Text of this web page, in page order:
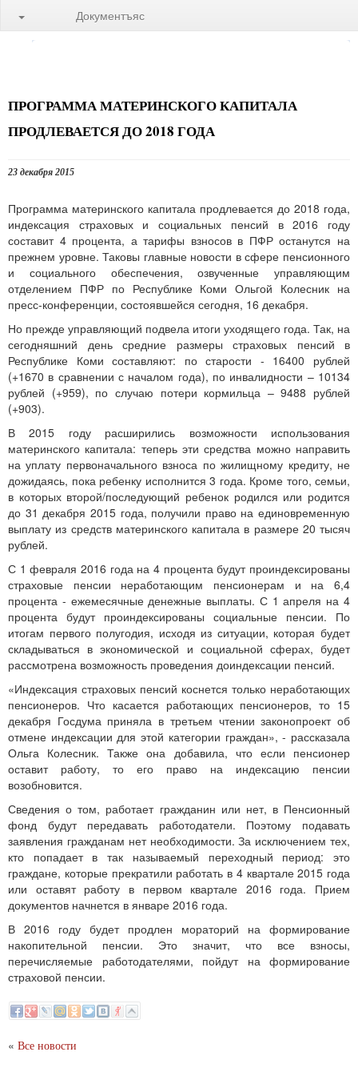
Документъяс
ПРОГРАММА МАТЕРИНСКОГО КАПИТАЛА
ПРОДЛЕВАЕТСЯ ДО 2018 ГОДА
23 декабря 2015
Программа материнского капитала продлевается до 2018 года,
индексация страховых и социальных пенсий в 2016 году
составит 4 процента, а тарифы взносов в ПФР останутся на
прежнем уровне. Таковы главные новости в сфере пенсионного
и социального обеспечения, озвученные управляющим
отделением ПФР по Республике Коми Ольгой Колесник на
пресс-конференции, состоявшейся сегодня, 16 декабря.
Но прежде управляющий подвела итоги уходящего года. Так, на
сегодняшний день средние размеры страховых пенсий в
Республике Коми составляют: по старости - 16400 рублей
(+1670 в сравнении с началом года), по инвалидности – 10134
рублей (+959), по случаю потери кормильца – 9488 рублей
(+903).
В 2015 году расширились возможности использования
материнского капитала: теперь эти средства можно направить
на уплату первоначального взноса по жилищному кредиту, не
дожидаясь, пока ребенку исполнится 3 года. Кроме того, семьи,
в которых второй/последующий ребенок родился или родится
до 31 декабря 2015 года, получили право на единовременную
выплату из средств материнского капитала в размере 20 тысяч
рублей.
С 1 февраля 2016 года на 4 процента будут проиндексированы
страховые пенсии неработающим пенсионерам и на 6,4
процента - ежемесячные денежные выплаты. С 1 апреля на 4
процента будут проиндексированы социальные пенсии. По
итогам первого полугодия, исходя из ситуации, которая будет
складываться в экономической и социальной сферах, будет
рассмотрена возможность проведения доиндексации пенсий.
«Индексация страховых пенсий коснется только неработающих
пенсионеров. Что касается работающих пенсионеров, то 15
декабря Госдума приняла в третьем чтении законопроект об
отмене индексации для этой категории граждан», - рассказала
Ольга Колесник. Также она добавила, что если пенсионер
оставит работу, то его право на индексацию пенсии
возобновится.
Сведения о том, работает гражданин или нет, в Пенсионный
фонд будут передавать работодатели. Поэтому подавать
заявления гражданам нет необходимости. За исключением тех,
кто попадает в так называемый переходный период: это
граждане, которые прекратили работать в 4 квартале 2015 года
или оставят работу в первом квартале 2016 года. Прием
документов начнется в январе 2016 года.
В 2016 году будет продлен мораторий на формирование
накопительной пенсии. Это значит, что все взносы,
перечисляемые работодателями, пойдут на формирование
страховой пенсии.
« Все новости